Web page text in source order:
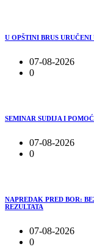
U OPŠTINI BRUS
07-08-2026
0
SEMINAR SUDIJA I
07-08-2026
0
NAPREDAK PRED BOR:
REZULTATA
07-08-2026
0